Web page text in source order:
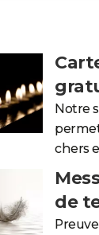
Notre
chers
de